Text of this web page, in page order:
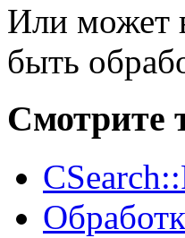
Или может
быть
Смотрите